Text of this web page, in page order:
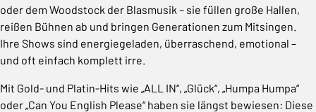
oder dem Woodstock der Blasmusik – sie füllen große Hallen,
reißen Bühnen ab und bringen Generationen zum Mitsingen.
Ihre Shows sind energiegeladen, überraschend, emotional –
und oft einfach komplett irre.
Mit Gold- und Platin-Hits wie „ALL IN“, „Glück“, „Humpa Humpa“
oder „Can You English Please“ haben sie längst bewiesen: Diese